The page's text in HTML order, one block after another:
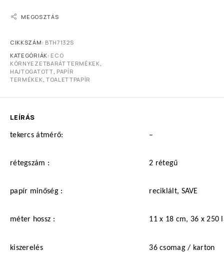
MEGOSZTÁS
CIKKSZÁM: BTH7132S
KATEGÓRIÁK: ECO
KÖRNYEZETBARÁT TERMÉKEK
HAJTOGATOTT PAPÍR
TERMÉKEK TOALETTPAPÍR
LEÍRÁS
tekercs átmérő: –
rétegszám : 2 rétegű
papír minőség : reciklált, SAVE
méter hossz : 11 x 18 cm, 36 x 250
kiszerelés 36 csomag / karton